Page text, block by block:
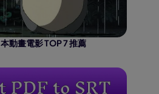
動畫電影 TOP 7 推薦